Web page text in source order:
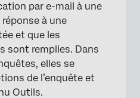
par e-mail à une
à une
et que les
sont remplies. Dans
elles se
de l’enquête et
Outils.